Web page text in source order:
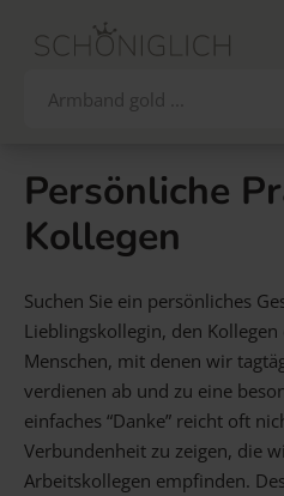
Armbänder
Schlüsselanhänger
Damen Herren Paare
Allergiker
Trauernde
Persönliche
Kollegen
Suchen Sie ein persönliches
Lieblingskollegin, den
Menschen, mit denen wir
verdienen ab und zu eine
einfaches “Danke” reicht oft
Verbundenheit zu zeigen, die
Arbeitskollegen empfinden.